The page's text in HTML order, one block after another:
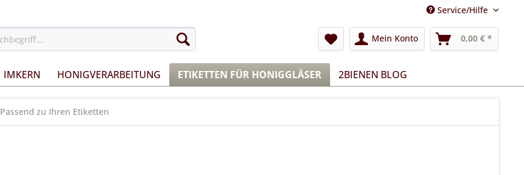
Service/Hilfe
Mein Konto 0,00 € *
IMKERN HONIGVERARBEITUNG ETIKETTEN FÜR HONIGGLÄSER 2BIENEN BLOG
Passend zu Ihren Etiketten